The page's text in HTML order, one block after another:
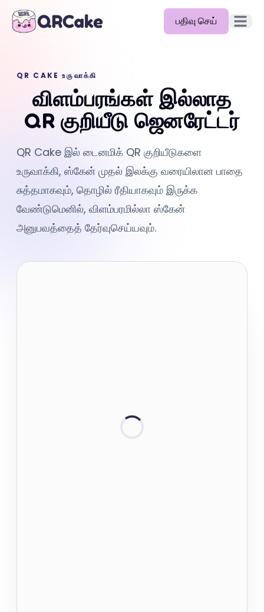
பதிவு செய்
விலை
வலைப்பதிவு
ஆவணங்கள்
API
QR CAKE உருவாக்கி
விளம்பரங்கள் இல்லாத
QR குறியீடு ஜெனரேட்டர்
QR Cake இல் டைனமிக் QR குறியீடுகளை
உருவாக்கி, ஸ்கேன் முதல் இலக்கு வரையிலான பாதை
சுத்தமாகவும், தொழில் ரீதியாகவும் இருக்க
வேண்டுமெனில், விளம்பரமில்லா ஸ்கேன்
அனுபவத்தைத் தேர்வுசெய்யவும்.